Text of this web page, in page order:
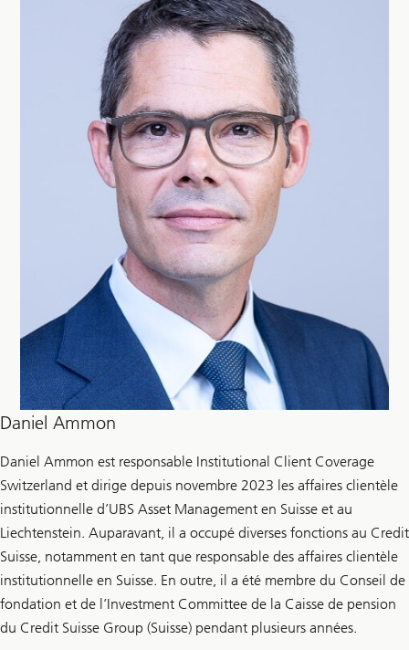
Daniel Ammon
Daniel Ammon est responsable Institutional Client Coverage
Switzerland et dirige depuis novembre 2023 les affaires clientèle
institutionnelle d’UBS Asset Management en Suisse et au
Liechtenstein. Auparavant, il a occupé diverses fonctions au Credit
Suisse, notamment en tant que responsable des affaires clientèle
institutionnelle en Suisse. En outre, il a été membre du Conseil de
fondation et de l’Investment Committee de la Caisse de pension
du Credit Suisse Group (Suisse) pendant plusieurs années.